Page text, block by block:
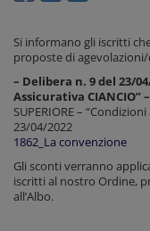
Si informano gli iscritti
proposte di
– Delibera n. 9 del 23/
Assicurativa CIANCIO” –
SUPERIORE –
23/04/2022
1862_La convenzione
Gli sconti verranno
iscritti al nostro Ordine,
all’Albo.